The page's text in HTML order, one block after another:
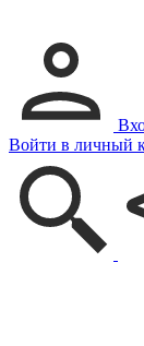
Войти в личный